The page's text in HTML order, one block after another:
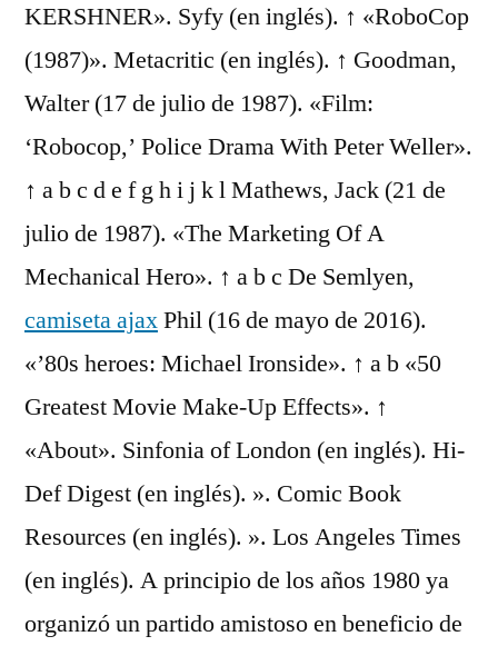
KERSHNER». Syfy (en inglés). ↑ «RoboCop
(1987)». Metacritic (en inglés). ↑ Goodman,
Walter (17 de julio de 1987). «Film:
‘Robocop,’ Police Drama With Peter Weller».
↑ a b c d e f g h i j k l Mathews, Jack (21 de
julio de 1987). «The Marketing Of A
Mechanical Hero». ↑ a b c De Semlyen,
camiseta ajaxPhil (16 de mayo de 2016).
«’80s heroes: Michael Ironside». ↑ a b «50
Greatest Movie Make-Up Effects». ↑
«About». Sinfonia of London (en inglés). Hi-
Def Digest (en inglés). ». Comic Book
Resources (en inglés). ». Los Angeles Times
(en inglés). A principio de los años 1980 ya
organizó un partido amistoso en beneficio de